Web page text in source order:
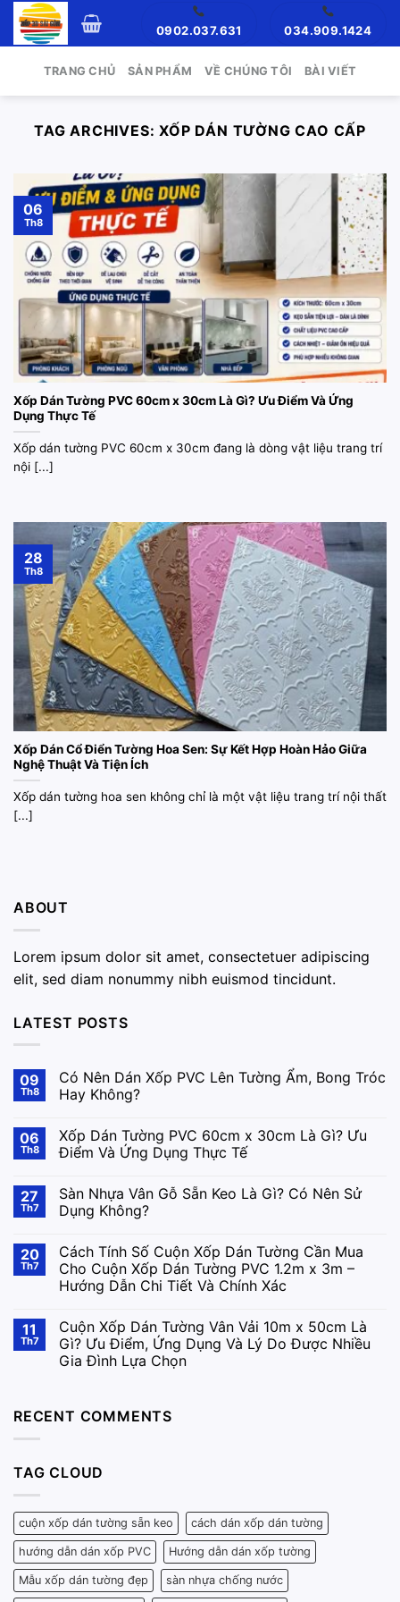
Skip
0902.037.631 034.909.1424
TRANG CHỦ SẢN PHẨM VỀ CHÚNG TÔI BÀI VIẾT
TAG ARCHIVES:XỐP DÁN TƯỜNG CAO CẤP
Xốp Dán Tường PVC 60cm x 30cm Là Gì? Ưu Điểm Và Ứng
Dụng Thực Tế
Xốp dán tường PVC 60cm x 30cm đang là dòng vật liệu trang trí
nội [...]
06
Th8
Xốp Dán Cổ Điển Tường Hoa Sen: Sự Kết Hợp Hoàn Hảo Giữa
Nghệ Thuật Và Tiện Ích
Xốp dán tường hoa sen không chỉ là một vật liệu trang trí nội thất
[...]
28
Th8
ABOUT
Lorem ipsum dolor sit amet, consectetuer adipiscing
elit, sed diam nonummy nibh euismod tincidunt.
LATEST POSTS
09
Th8
Có Nên Dán Xốp PVC Lên Tường Ẩm, Bong Tróc
Hay Không?
06
Th8
Xốp Dán Tường PVC 60cm x 30cm Là Gì? Ưu
Điểm Và Ứng Dụng Thực Tế
27
Th7
Sàn Nhựa Vân Gỗ Sẵn Keo Là Gì? Có Nên Sử
Dụng Không?
20
Th7
Cách Tính Số Cuộn Xốp Dán Tường Cần Mua
Cho Cuộn Xốp Dán Tường PVC 1.2m x 3m –
Hướng Dẫn Chi Tiết Và Chính Xác
11
Th7
Cuộn Xốp Dán Tường Vân Vải 10m x 50cm Là
Gì? Ưu Điểm, Ứng Dụng Và Lý Do Được Nhiều
Gia Đình Lựa Chọn
RECENT COMMENTS
TAG CLOUD
cuộn xốp dán tường sẵn keo cách dán xốp dán tường
hướng dẫn dán xốp PVC Hướng dẫn dán xốp tường
Mẫu xốp dán tường đẹp sàn nhựa chống nước